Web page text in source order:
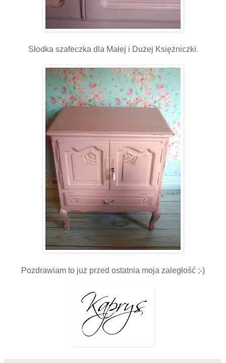
Słodka szafeczka dla Małej i Dużej Księżniczki.
Pozdrawiam to już przed ostatnia moja zaległość ;-)